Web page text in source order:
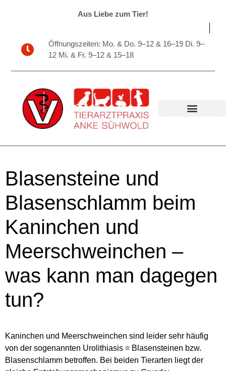
Aus Liebe zum Tier!
Öffnungszeiten: Mo. & Do. 9–12 & 16–19 Di. 9–
12 Mi. & Fr. 9–12 & 15–18
Blasensteine und
Blasenschlamm beim
Kaninchen und
Meerschweinchen –
was kann man dagegen
tun?
Kaninchen und Meerschweinchen sind leider sehr häufig
von der sogenannten Urolithiasis = Blasensteinen bzw.
Blasenschlamm betroffen. Bei beiden Tierarten liegt der